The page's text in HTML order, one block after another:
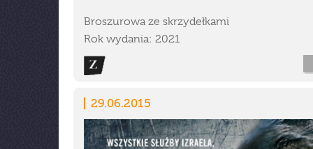
Broszurowa ze skrzydełkami
Rok wydania: 2021
29.06.2015